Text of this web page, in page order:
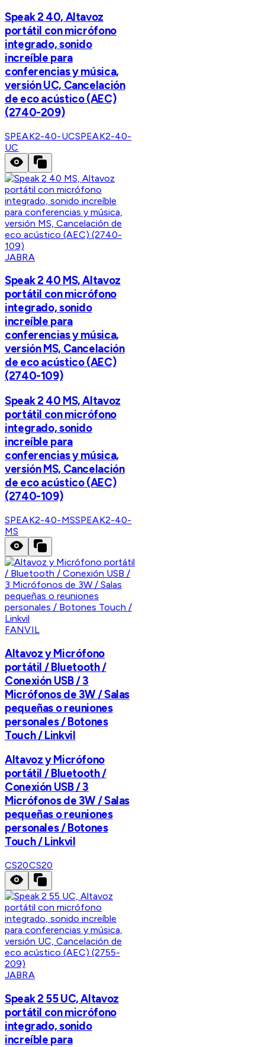
Speak 2 40, Altavoz
portátil con micrófono
integrado, sonido
increíble para
conferencias y música,
versión UC, Cancelación
de eco acústico (AEC)
(2740-209)
SPEAK2-40-UCSPEAK2-40-
UC
JABRA
Speak 2 40 MS, Altavoz
portátil con micrófono
integrado, sonido
increíble para
conferencias y música,
versión MS, Cancelación
de eco acústico (AEC)
(2740-109)
Speak 2 40 MS, Altavoz
portátil con micrófono
integrado, sonido
increíble para
conferencias y música,
versión MS, Cancelación
de eco acústico (AEC)
(2740-109)
SPEAK2-40-MSSPEAK2-40-
MS
FANVIL
Altavoz y Micrófono
portátil / Bluetooth /
Conexión USB / 3
Micrófonos de 3W / Salas
pequeñas o reuniones
personales / Botones
Touch / Linkvil
Altavoz y Micrófono
portátil / Bluetooth /
Conexión USB / 3
Micrófonos de 3W / Salas
pequeñas o reuniones
personales / Botones
Touch / Linkvil
CS20CS20
JABRA
Speak 2 55 UC, Altavoz
portátil con micrófono
integrado, sonido
increíble para